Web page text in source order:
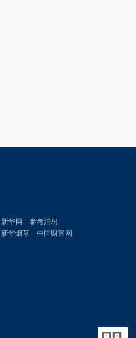
新华网
参考消息
新华烟草
中国财富网